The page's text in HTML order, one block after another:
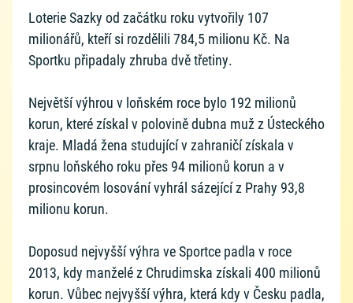
Loterie Sazky od začátku roku vytvořily 107
milionářů, kteří si rozdělili 784,5 milionu Kč. Na
Sportku připadaly zhruba dvě třetiny.
Největší výhrou v loňském roce bylo 192 milionů
korun, které získal v polovině dubna muž z Ústeckého
kraje. Mladá žena studující v zahraničí získala v
srpnu loňského roku přes 94 milionů korun a v
prosincovém losování vyhrál sázející z Prahy 93,8
milionu korun.
Doposud nejvyšší výhra ve Sportce padla v roce
2013, kdy manželé z Chrudimska získali 400 milionů
korun. Vůbec nejvyšší výhra, která kdy v Česku padla,